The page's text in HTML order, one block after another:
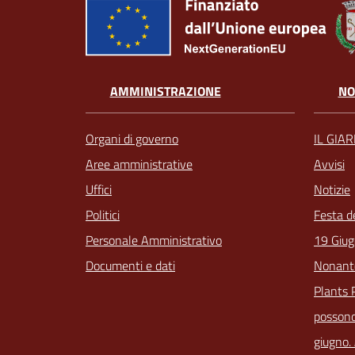
AMMINISTRAZIONE
Organi di governo
Aree amministrative
Uffici
Politici
Personale Amministrativo
Documenti e dati
IL
Avvisi
Notizie
Festa
19
Plants